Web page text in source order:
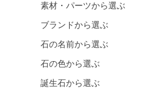
素材・パーツから選ぶ
ブランドから選ぶ
石の名前から選ぶ
石の色から選ぶ
誕生石から選ぶ